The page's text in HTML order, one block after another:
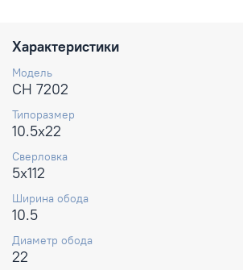
Характеристики
Модель
CH 7202
Типоразмер
10.5x22
Сверловка
5x112
Ширина обода
10.5
Диаметр обода
22